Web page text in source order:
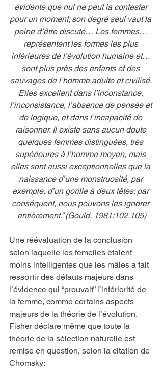
évidente que nul ne peut la contester
pour un moment; son degré seul vaut la
peine d’être discuté… Les femmes…
représentent les formes les plus
inférieures de l’évolution humaine et…
sont plus près des enfants et des
sauvages de l’homme adulte et civilisé.
Elles excellent dans l’inconstance,
l’inconsistance, l’absence de pensée et
de logique, et dans l’incapacité de
raisonner. Il existe sans aucun doute
quelques femmes distinguées, très
supérieures à l’homme moyen, mais
elles sont aussi exceptionnelles que la
naissance d’une monstruosité, par
exemple, d’un gorille à deux têtes; par
conséquent, nous pouvons les ignorer
entièrement.” (Gould, 1981:102,105)
Une réévaluation de la conclusion
selon laquelle les femelles étaient
moins intelligentes que les mâles a fait
ressortir des défauts majeurs dans
l’évidence qui “prouvait” l’infériorité de
la femme, comme certains aspects
majeurs de la théorie de l’évolution.
Fisher déclare même que toute la
théorie de la sélection naturelle est
remise en question, selon la citation de
Chomsky: